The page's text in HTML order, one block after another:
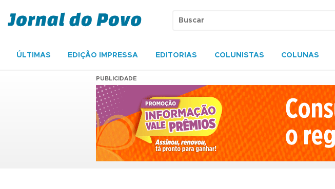
ÚLTIMAS EDIÇÃO IMPRESSA EDITORIAS COLUNISTAS COLUNAS
PUBLICIDADE